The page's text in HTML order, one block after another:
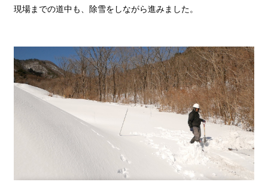
現場までの道中も、除雪をしながら進みました。